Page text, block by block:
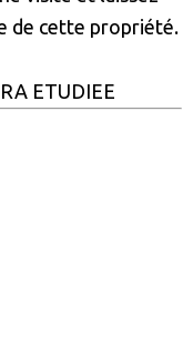
de cette propriété.
ETUDIEE